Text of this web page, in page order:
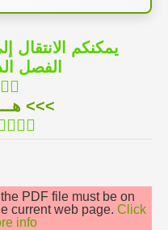
يمكنكم الانتقال
الفصل
👇🏻
>>>
PDF file must be on
current web page. Click
info